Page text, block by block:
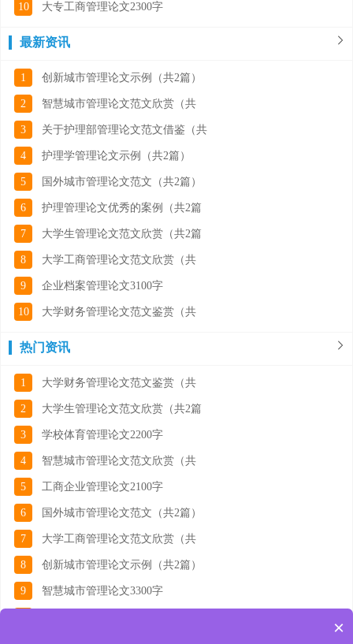
10 大专工商管理论文2300字
最新资讯
1 创新城市管理论文示例（共2篇）
2 智慧城市管理论文范文欣赏（共
3 关于护理部管理论文范文借鉴（共
4 护理学管理论文示例（共2篇）
5 国外城市管理论文范文（共2篇）
6 护理管理论文优秀的案例（共2篇
7 大学生管理论文范文欣赏（共2篇
8 大学工商管理论文范文欣赏（共
9 企业档案管理论文3100字
10 大学财务管理论文范文鉴赏（共
热门资讯
1 大学财务管理论文范文鉴赏（共
2 大学生管理论文范文欣赏（共2篇
3 学校体育管理论文2200字
4 智慧城市管理论文范文欣赏（共
5 工商企业管理论文2100字
6 国外城市管理论文范文（共2篇）
7 大学工商管理论文范文欣赏（共
8 创新城市管理论文示例（共2篇）
9 智慧城市管理论文3300字
×